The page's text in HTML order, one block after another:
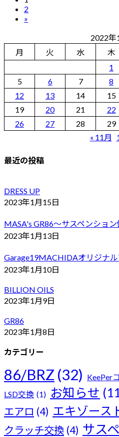
ペ
ー
ジ
り
定
ペ
固
定
ー
ジ
2
»
2022年
月
火 水 木
1
5
6 7 8
12
13 14 15
19
20 21 22
26
27 28 29
« 11月
最近の投稿
DRESS UP
2023年1月15日
MASA's GR86～サスペンショ
2023年1月13日
Garage19MACHIDAオリジナ
2023年1月10日
BILLION OILS
2023年1月9日
GR86
2023年1月8日
カテゴリー
86/BRZ (32) KeePer
LSD交換 (1) お知らせ
エアロ (4) エキゾース
クラッチ交換 (4) サス